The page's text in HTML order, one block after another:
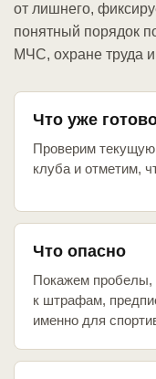
от лишнего,
понятный порядок
МЧС, охране труда
Что уже
Проверим текущую
клуба и отметим,
Что опасно
Покажем пробелы,
к штрафам,
именно для